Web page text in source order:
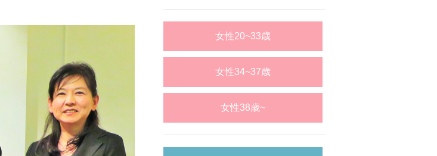
女性20~33歳
女性34~37歳
女性38歳~